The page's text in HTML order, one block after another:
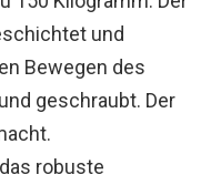
und
Bewegen des
geschraubt. Der
robuste